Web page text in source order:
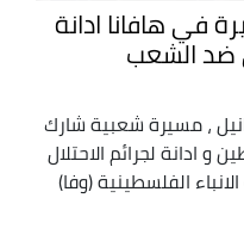
هافانا ادانة
ضد الشعب
، مسيرة شعبية شارك
ادانة لجرائم الاحتلال
الفلسطينية (وفا)